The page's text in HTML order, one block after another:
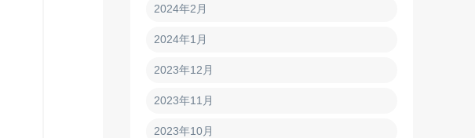
2024年2月
2024年1月
2023年12月
2023年11月
2023年10月